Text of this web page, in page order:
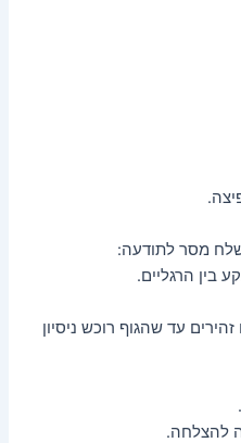
מסר לתודעה:
בין הרגליים.
עד שהגוף רוכש ניסיון
להצלחה.